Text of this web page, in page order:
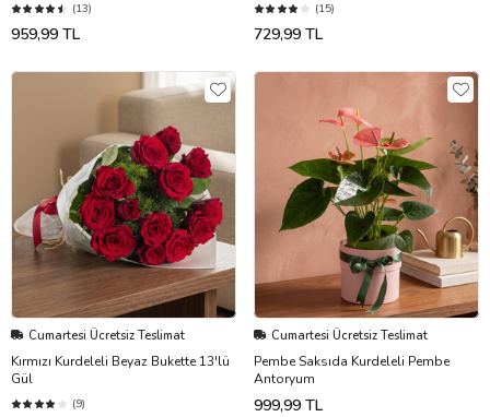
(13)
959,99 TL
(15)
729,99 TL
Cumartesi Ücretsiz Teslimat
Kırmızı Kurdeleli Beyaz Bukette 13'lü
Gül
(9)
Cumartesi Ücretsiz Teslimat
Pembe Saksıda Kurdeleli Pembe
Antoryum
999,99 TL